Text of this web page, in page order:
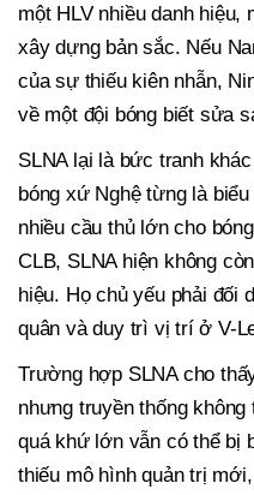
một HLV nhiều danh
xây dựng bản sắc. Nếu
của sự thiếu kiên nhẫn,
về một đội bóng biết sửa
SLNA lại là bức tranh
bóng xứ Nghệ từng là
nhiều cầu thủ lớn cho
CLB, SLNA hiện không
hiệu. Họ chủ yếu phải đối
quân và duy trì vị trí ở V-
Trường hợp SLNA cho
nhưng truyền thống
quá khứ lớn vẫn có thể bị
thiếu mô hình quản trị